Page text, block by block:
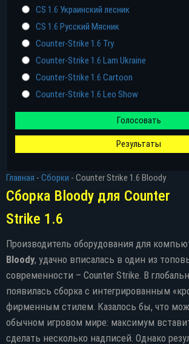
CS 1.6 Украинский лесник
CS 1.6 Русский Мясник
Counter-Strike 1.6 Try
Counter-Strike 1.6 Lam Ukraine
Counter-Strike 1.6 Cartoon
Counter-Strike 1.6 Leo Show
Голосовать
Результаты
Главная - Сборки - Counter Strike 1.6 Bloody
Сборка Bloody для Counter
Strike 1.6
Производитель оборудования для
Bloody, удачно вписалась в один из
современности – Counter Strike. В
появилась сборка с интегрированным
фирменным стилем. Казалось бы, что
обычном игровом мире: максимум
сделать несколько надписей. Однако